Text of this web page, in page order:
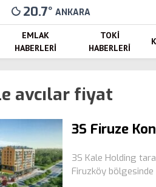
20.7° ANKARA
EMLAK
HABERLERI
TOKI
HABERLERI
avcılar fiyat
3S Firuze
3S Kale Holding
Firuzköy bölgesinde